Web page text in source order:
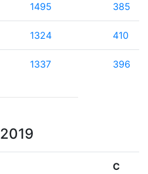
1495 385
1324 410
1337 396
2019
С